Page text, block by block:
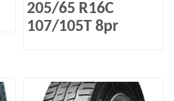
205/65 R16C
107/105T 8pr